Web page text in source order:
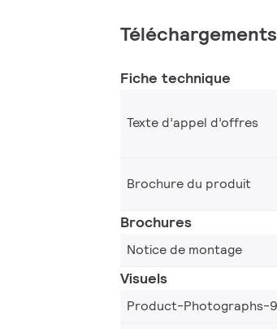
Téléchargements
Fiche technique
Texte d’appel d’offres
Brochure du produit
Brochures
Notice de montage
Visuels
Product-Photographs-